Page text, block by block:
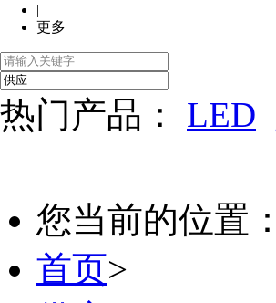
|
更多
热门产品： LED
您当前的位置：
首页>